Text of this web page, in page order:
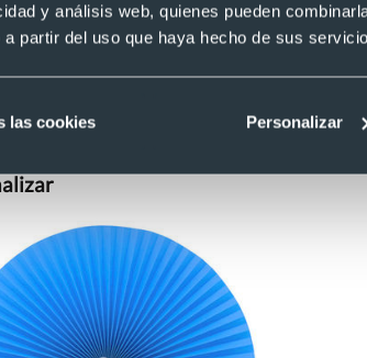
y análisis web, quienes pueden
a partir del uso que haya hecho de sus
las cookies Personalizar
y elegante. Los textiles que se usan
sofisticada. Además, al imprimir en
por ejemplo, bodas, cenas de gala,